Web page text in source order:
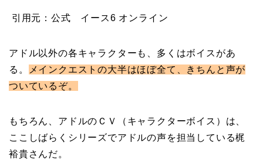
引用元：公式 イース6 オンライン
アドル以外の各キャラクターも、多くはボイスがあ
る。
メインクエストの大半はほぼ全て、きちんと声が
ついているぞ。
もちろん、アドルのＣＶ（キャラクターボイス）は、
ここしばらくシリーズでアドルの声を担当している梶
裕貴さんだ。